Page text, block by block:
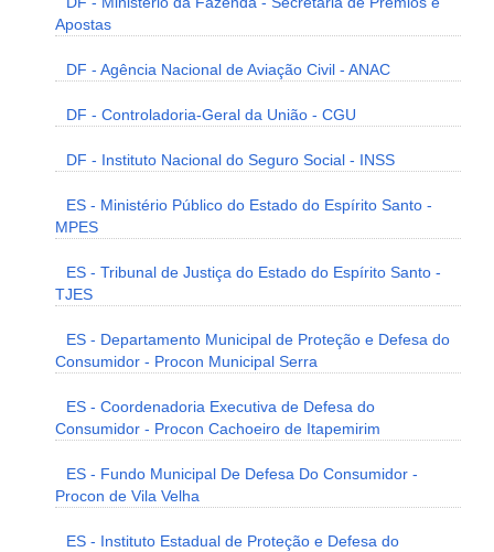
Apostas
DF - Agência Nacional de Aviação Civil - ANAC
DF - Controladoria-Geral da União - CGU
DF - Instituto Nacional do Seguro Social - INSS
ES - Ministério Público do Estado do Espírito Santo -
MPES
ES - Tribunal de Justiça do Estado do Espírito Santo -
TJES
ES - Departamento Municipal de Proteção e Defesa do
Consumidor - Procon Municipal Serra
ES - Coordenadoria Executiva de Defesa do
Consumidor - Procon Cachoeiro de Itapemirim
ES - Fundo Municipal De Defesa Do Consumidor -
Procon de Vila Velha
ES - Instituto Estadual de Proteção e Defesa do